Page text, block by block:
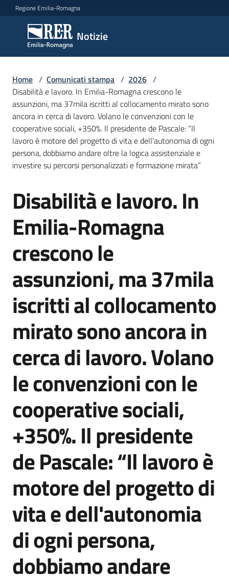
Vai al contenuto
Vai alla navigazione
Vai al footer
Regione Emilia-Romagna
Notizie
Notizie
Comunicati
stampa
Menu selezionato
Cerca
un
comunicato
Risorse
Agenzia
di
informazione
e
comunicazione
Seguici
su
Home / Comunicati stampa / 2026 /
Disabilità e lavoro. In Emilia-Romagna crescono le
assunzioni, ma 37mila iscritti al collocamento mirato sono
ancora in cerca di lavoro. Volano le convenzioni con le
cooperative sociali, +350%. Il presidente de Pascale: “Il
lavoro è motore del progetto di vita e dell'autonomia di ogni
persona, dobbiamo andare oltre la logica assistenziale e
investire su percorsi personalizzati e formazione mirata”
Salta al contenuto
Disabilità e lavoro. In
Emilia-Romagna
crescono le
assunzioni, ma 37mila
iscritti al collocamento
mirato sono ancora in
cerca di lavoro. Volano
le convenzioni con le
cooperative sociali,
+350%. Il presidente
de Pascale: “Il lavoro è
motore del progetto di
vita e dell'autonomia
di ogni persona,
dobbiamo andare